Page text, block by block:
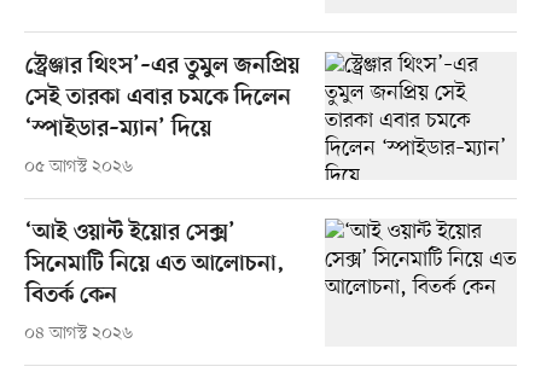
স্ট্রেঞ্জার থিংস’–এর তুমুল জনপ্রিয়
সেই তারকা এবার চমকে দিলেন
‘স্পাইডার–ম্যান’ দিয়ে
০৫ আগস্ট ২০২৬
‘আই ওয়ান্ট ইয়োর সেক্স’
সিনেমাটি নিয়ে এত আলোচনা,
বিতর্ক কেন
০৪ আগস্ট ২০২৬